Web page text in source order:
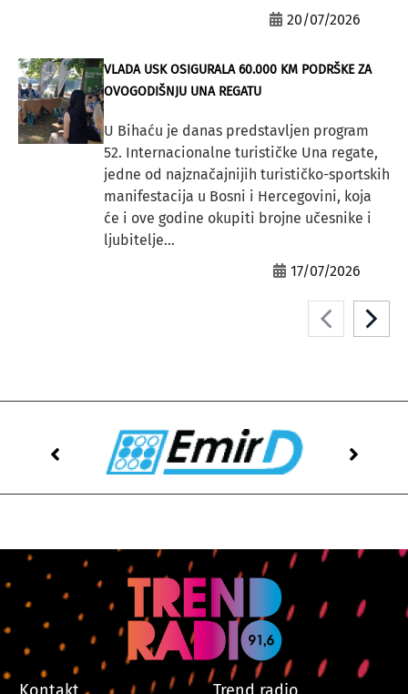
20/07/2026
VLADA USK OSIGURALA 60.000 KM PODRŠKE ZA
OVOGODIŠNJU UNA REGATU
U Bihaću je danas predstavljen program
52. Internacionalne turističke Una regate,
jedne od najznačajnijih turističko-sportskih
manifestacija u Bosni i Hercegovini, koja
će i ove godine okupiti brojne učesnike i
ljubitelje...
17/07/2026